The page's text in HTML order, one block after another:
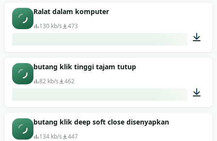
Ralat dalam komputer
130 kb/s 473
butang klik tinggi tajam tutup
82 kb/s 462
butang klik deep soft close disenyapkan
134 kb/s 447